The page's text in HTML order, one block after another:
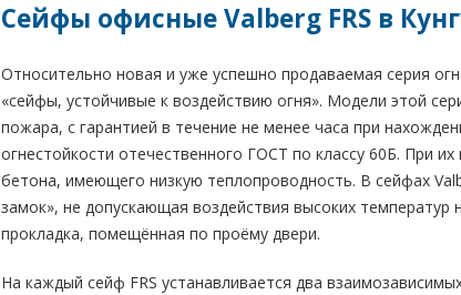
Сейфы офисные Valberg FRS в
Относительно новая и уже успешно продаваемая серия
«сейфы, устойчивые к воздействию огня». Модели этой
пожара, с гарантией в течение не менее часа при
огнестойкости отечественного ГОСТ по классу 60Б. При
бетона, имеющего низкую теплопроводность. В сейфах
замок», не допускающая воздействия высоких
прокладка, помещённая по проёму двери.
На каждый сейф FRS устанавливается два